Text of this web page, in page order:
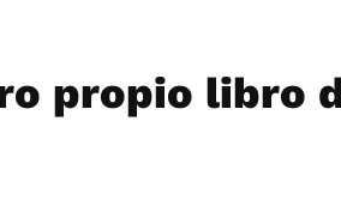
propio libro